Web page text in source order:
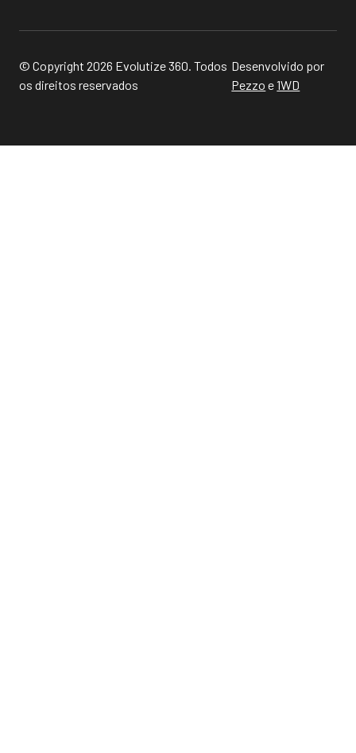
© Copyright 2026 Evolutize 360. Todos
os direitos reservados
Desenvolvido por
Pezzo e1WD